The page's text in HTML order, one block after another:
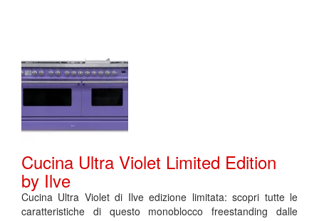
Cucina Ultra Violet Limited Edition
by Ilve
Cucina Ultra Violet di Ilve edizione limitata: scopri tutte le
caratteristiche di questo monoblocco freestanding dalle